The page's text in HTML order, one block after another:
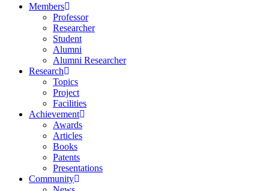
Menu
Members
Professor
Researcher
Student
Alumni
Alumni Researcher
Research
Topics
Project
Facilities
Achievement
Awards
Articles
Books
Patents
Presentations
Community